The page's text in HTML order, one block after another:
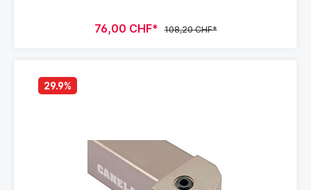
76,00 CHF* 108,20 CHF*
29.9%